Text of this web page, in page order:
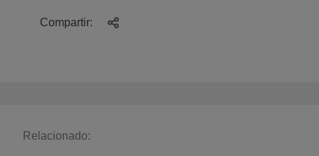
Compartir:
Relacionado: